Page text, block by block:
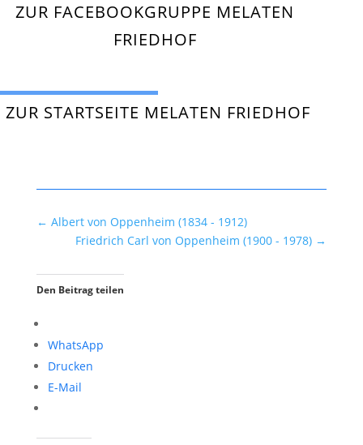
ZUR FACEBOOKGRUPPE MELATEN
FRIEDHOF
ZUR STARTSEITE MELATEN FRIEDHOF
← Albert von Oppenheim (1834 - 1912)
Friedrich Carl von Oppenheim (1900 - 1978) →
Den Beitrag teilen
WhatsApp
Drucken
E-Mail